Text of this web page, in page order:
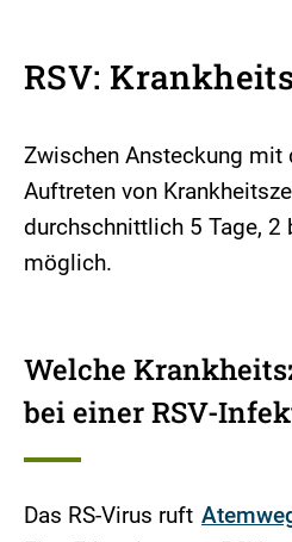
RSV:
Zwischen Ansteckung mit
Auftreten von
durchschnittlich 5 Tage, 2
möglich.
Welche
bei einer RSV-
Das RS-Virus ruft